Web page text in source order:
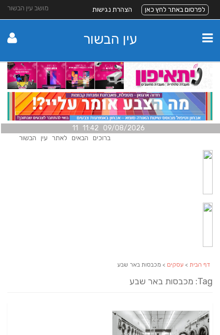
מושב עין הבשור לפרסום באתר לחץ כאן הצהרת נגישות
עין הבשור
09/08/2026 11:42 11
ברוכים הבאים לאתר עין הבשור
דף הבית > עסקים > מכבסות באר שבע
Tag: מכבסות באר שבע